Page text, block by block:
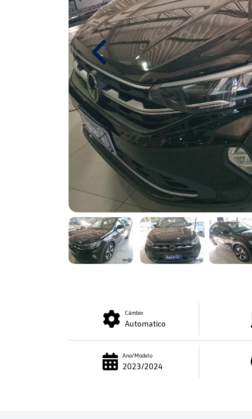
Previous
Câmbio
Automatico
Ano/Modelo
2023/2024